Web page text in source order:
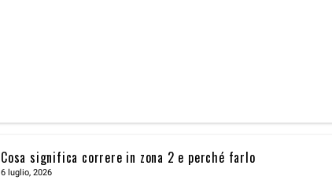
Cosa significa correre in zona 2 e perché farlo
6 luglio, 2026